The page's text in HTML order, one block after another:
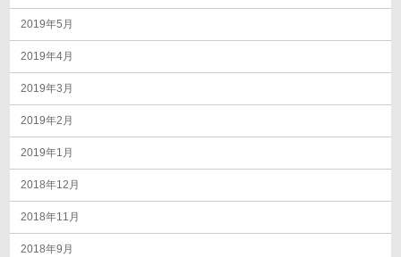
2019年5月
2019年4月
2019年3月
2019年2月
2019年1月
2018年12月
2018年11月
2018年9月